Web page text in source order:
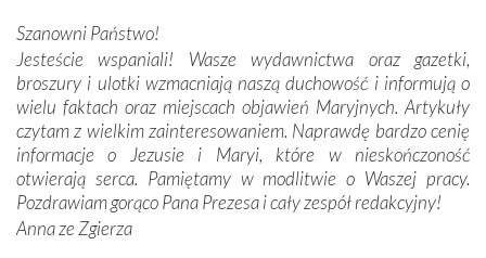
budowniczych.
Podążyliśmy też śladami fatimskich wizjonerów – Łucji
dos Santos oraz świętych Hiacynty i Franciszka Marto.
Modliliśmy się przy ich grobach. Odprawiliśmy Drogę
Krzyżową w ich rodzinnych stronach, odwiedziliśmy
domy, w których żyli.
W miejscu objawień Matki Bożej zapaliliśmy świece
Szanowni Państwo!
Jesteście wspaniali! Wasze wydawnictwa oraz gazetki,
broszury i ulotki wzmacniają naszą duchowość i informują o
wielu faktach oraz miejscach objawień Maryjnych. Artykuły
czytam z wielkim zainteresowaniem. Naprawdę bardzo cenię
informacje o Jezusie i Maryi, które w nieskończoność
otwierają serca. Pamiętamy w modlitwie o Waszej pracy.
Pozdrawiam gorąco Pana Prezesa i cały zespół redakcyjny!
Anna ze Zgierza